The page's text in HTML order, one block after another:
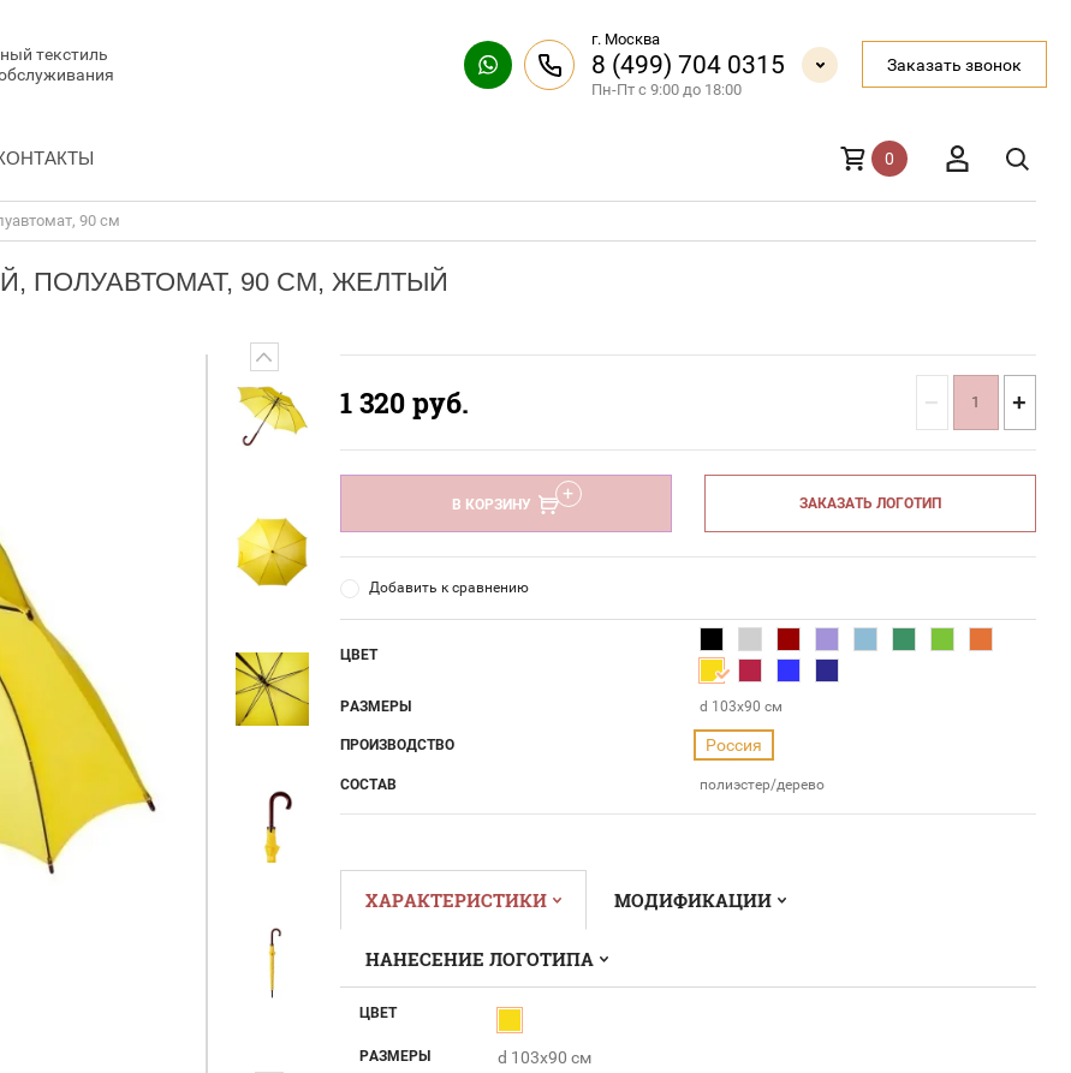
текстиль
г. Москва
8 (499) 704 0315
Пн-Пт с 9:00 до 18:00
Заказать звонок
0
90 см
ПОЛУАВТОМАТ, 90 СМ, ЖЕЛТЫЙ
1 320 руб. − +
В КОРЗИНУ ЗАКАЗАТЬ ЛОГОТИП
Добавить к сравнению
ЦВЕТ
РАЗМЕРЫ d 103x90 см
ПРОИЗВОДСТВО Россия
СОСТАВ полиэстер/дерево
ХАРАКТЕРИСТИКИ МОДИФИКАЦИИ
НАНЕСЕНИЕ ЛОГОТИПА
ЦВЕТ
РАЗМЕРЫ d 103x90 см